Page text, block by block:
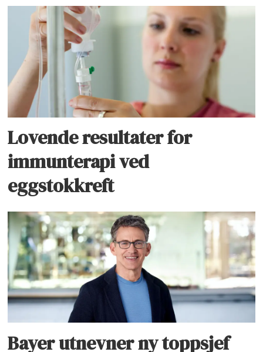
Lovende resultater for
immunterapi ved
eggstokkreft
Bayer utnevner ny toppsjef